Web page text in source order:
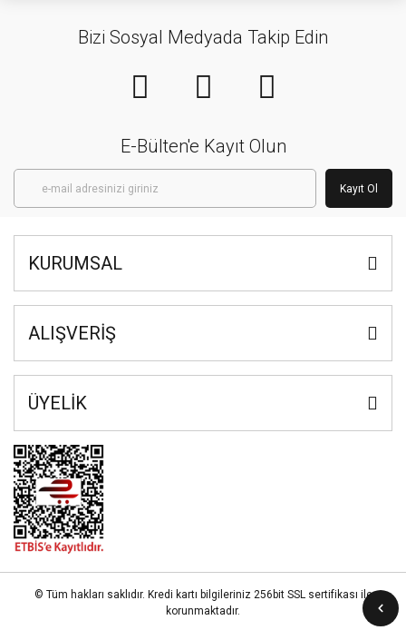
Bizi Sosyal Medyada Takip Edin
E-Bülten'e Kayıt Olun
Kayıt Ol
KURUMSAL
ALIŞVERİŞ
ÜYELİK
© Tüm hakları saklıdır. Kredi kartı bilgileriniz 256bit SSL sertifikası ile
korunmaktadır.